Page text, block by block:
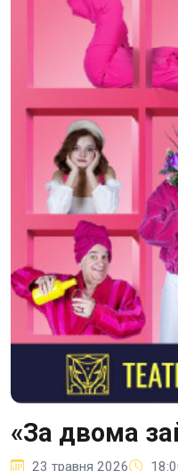
«За двома
23 травня 2026